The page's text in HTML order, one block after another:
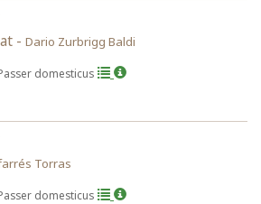
- Dario Zurbrigg Baldi
domesticus
Torras
domesticus